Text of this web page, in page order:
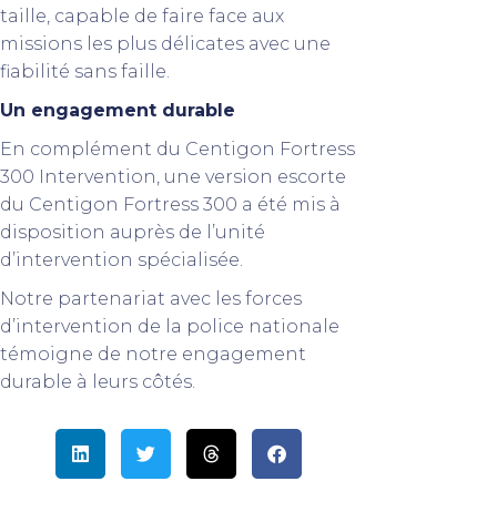
taille, capable de faire face aux
missions les plus délicates avec une
fiabilité sans faille.
Un engagement durable
En complément du Centigon Fortress
300 Intervention, une version escorte
du Centigon Fortress 300 a été mis à
disposition auprès de l’unité
d’intervention spécialisée.
Notre partenariat avec les forces
d’intervention de la police nationale
témoigne de notre engagement
durable à leurs côtés.